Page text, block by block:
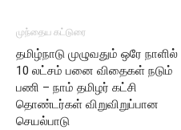
முந்தைய கட்டுரை
தமிழ்நாடு முழுவதும் ஒரே நாளில்
10 லட்சம் பனை விதைகள் நடும்
பணி – நாம் தமிழர் கட்சி
தொண்டர்கள் விறுவிறுப்பான
செயல்பாடு